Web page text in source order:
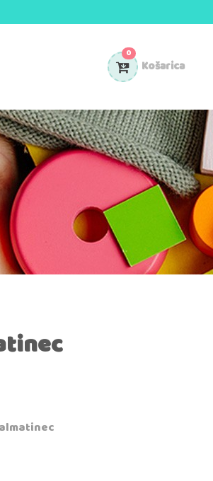
Košarica
0